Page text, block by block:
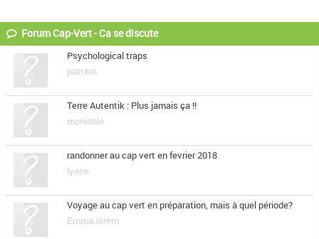
Forum Cap-Vert - Ca se discute
Psychological traps
pattern
Terre Autentik : Plus jamais ça !!
monidole
randonner au cap vert en fevrier 2018
lyane
Voyage au cap vert en préparation, mais à quel période?
EmmaJerem